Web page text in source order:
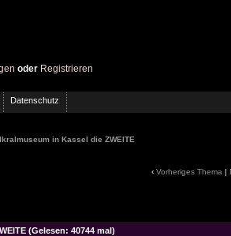
oder Registrieren
Datenschutz
in Kassel die ZWEITE
‹ Vorheriges Thema |
(Gelesen: 40744 mal)